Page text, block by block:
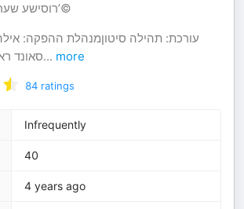
’רוסישע שער’ יאפצ’יק כלייזמר©
עורכת: תהילה סיטוןמנהלת ההפקה:
סאונד... more
84 ratings
Infrequently
40
4 years ago